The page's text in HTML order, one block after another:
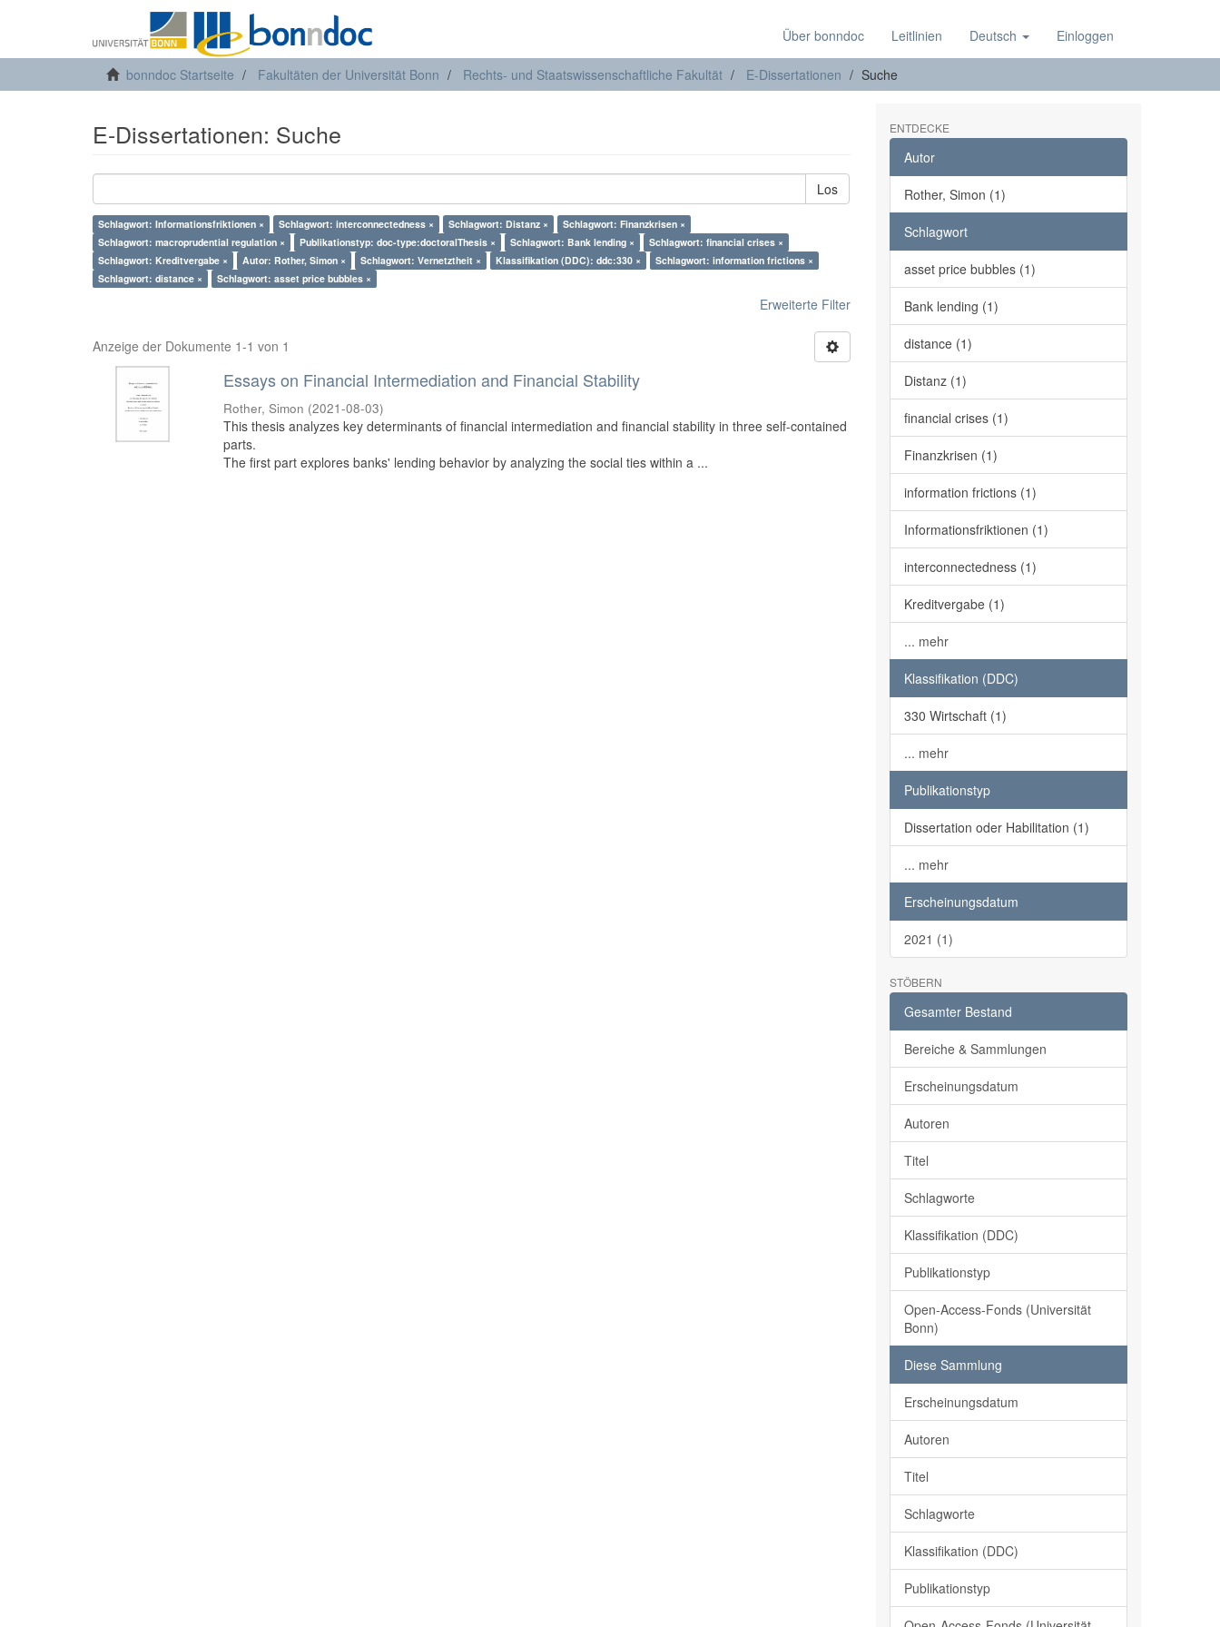
Über bonndoc Leitlinien Deutsch Einloggen
bonndoc Startseite Fakultäten der Universität Bonn Rechts- und Staatswissenschaftliche Fakultät E-Dissertationen Suche
E-Dissertationen: Suche
Los
Schlagwort: Informationsfriktionen × Schlagwort: interconnectedness × Schlagwort: Distanz ×
Schlagwort: Finanzkrisen ×
Schlagwort: macroprudential regulation ×
Publikationstyp: doc-type:doctoralThesis × Schlagwort: Bank lending ×
Schlagwort: financial crises ×
Schlagwort: Kreditvergabe ×
Autor: Rother, Simon × Schlagwort: Vernetztheit × Klassifikation (DDC): ddc:330 ×
Schlagwort: information frictions ×
Schlagwort: distance ×
Schlagwort: asset price bubbles ×
Erweiterte Filter
Anzeige der Dokumente 1-1 von 1
Essays on Financial Intermediation and Financial Stability
Rother, Simon (2021-08-03)
This thesis analyzes key determinants of financial intermediation and financial stability in three self-contained
parts.
The first part explores banks' lending behavior by analyzing the social ties within a ...
ENTDECKE
Autor
Rother, Simon (1)
Schlagwort
asset price bubbles (1)
Bank lending (1)
distance (1)
Distanz (1)
financial crises (1)
Finanzkrisen (1)
information frictions (1)
Informationsfriktionen (1)
interconnectedness (1)
Kreditvergabe (1)
... mehr
Klassifikation (DDC)
330 Wirtschaft (1)
... mehr
Publikationstyp
Dissertation oder Habilitation (1)
... mehr
Erscheinungsdatum
2021 (1)
STÖBERN
Gesamter Bestand
Bereiche & Sammlungen
Erscheinungsdatum
Autoren
Titel
Schlagworte
Klassifikation (DDC)
Publikationstyp
Open-Access-Fonds (Universität
Bonn)
Diese Sammlung
Erscheinungsdatum
Autoren
Titel
Schlagworte
Klassifikation (DDC)
Publikationstyp